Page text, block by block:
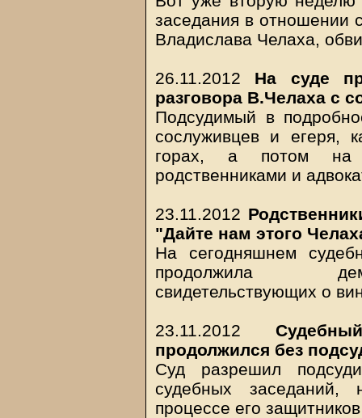
заседания в отношении
Владислава Челаха,
26.11.2012 На суде
разговора В.Челаха с
Подсудимый в
сослуживцев и егеря,
горах, а потом на
родственниками и
23.11.2012
"Дайте нам этого
На сегодняшнем
продолжила
свидетельствующих о
23.11.2012
продолжился без
Суд разрешил
судебных
процессе его защитников